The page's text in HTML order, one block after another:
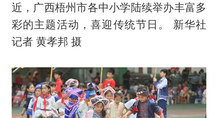
近，广西梧州市各中小学陆续举办丰富多
彩的主题活动，喜迎传统节日。 新华社
记者 黄孝邦 摄